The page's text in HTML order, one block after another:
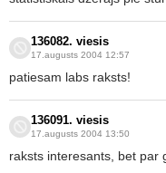
136082. viesis
17.augusts 2004 12:57
patiesam labs raksts!
136091. viesis
17.augusts 2004 13:50
raksts interesants, bet par